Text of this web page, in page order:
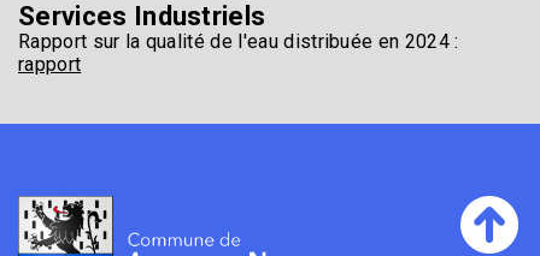
Services Industriels
Rapport sur la qualité de l'eau distribuée en 2024 :
rapport